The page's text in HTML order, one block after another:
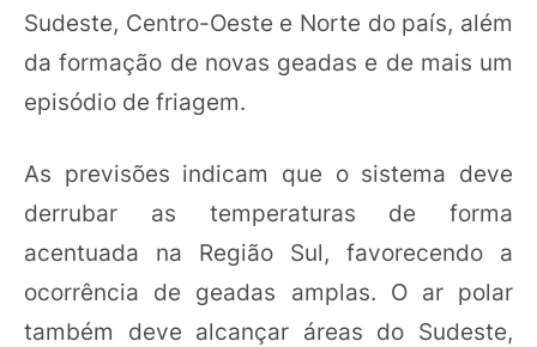
Sudeste, Centro-Oeste e Norte do país, além
da formação de novas geadas e de mais um
episódio de friagem.
As previsões indicam que o sistema deve
derrubar as temperaturas de forma
acentuada na Região Sul, favorecendo a
ocorrência de geadas amplas. O ar polar
também deve alcançar áreas do Sudeste,